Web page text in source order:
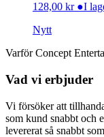
128,00 kr ●I
Nytt
Varför Concept
Vad vi erbjuder
Vi försöker att
som kund snabbt och
levererat så snabbt